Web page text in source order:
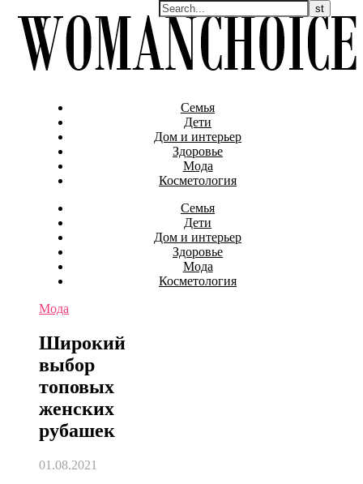
Семья
Дети
Дом и интерьер
Здоровье
Мода
Косметология
Семья
Дети
Дом и интерьер
Здоровье
Мода
Косметология
Мода
Широкий
выбор
топовых
женских
рубашек
01.08.2021